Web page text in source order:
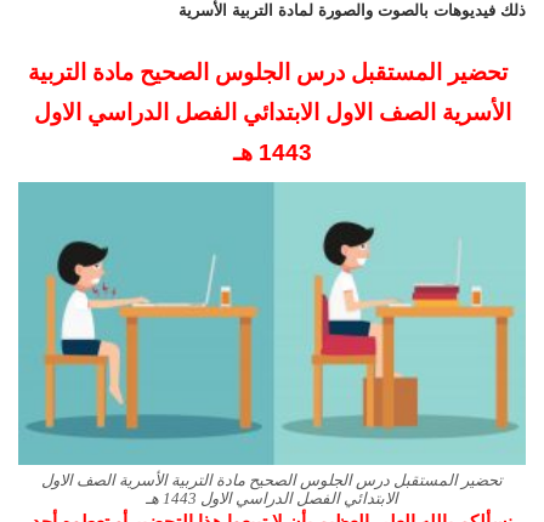
ذلك فيديوهات بالصوت والصورة لمادة التربية الأسرية
تحضير المستقبل درس الجلوس الصحيح مادة التربية
الأسرية الصف الاول الابتدائي الفصل الدراسي الاول
1443 هـ
تحضير المستقبل درس الجلوس الصحيح مادة التربية الأسرية الصف الاول
الابتدائي الفصل الدراسي الاول 1443 هـ